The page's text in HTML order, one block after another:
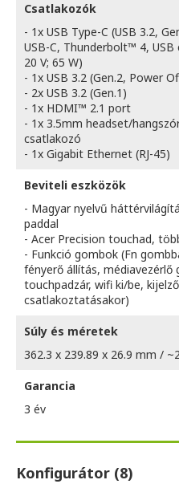
Csatlakozók
- 1x USB Type-C (USB 3.2,
USB-C, Thunderbolt™ 4,
20 V; 65 W)
- 1x USB 3.2 (Gen.2, Power
- 2x USB 3.2 (Gen.1)
- 1x HDMI™ 2.1 port
- 1x 3.5mm headset/
csatlakozó
- 1x Gigabit Ethernet (RJ-45)
Beviteli eszközök
- Magyar nyelvű
paddal
- Acer Precision touchad,
- Funkció gombok (Fn
fényerő állítás, médiavezérlő
touchpadzár, wifi ki/be,
csatlakoztatásakor)
Súly és méretek
362.3 x 239.89 x 26.9 mm /
Garancia
3 év
Konfigurátor (8)